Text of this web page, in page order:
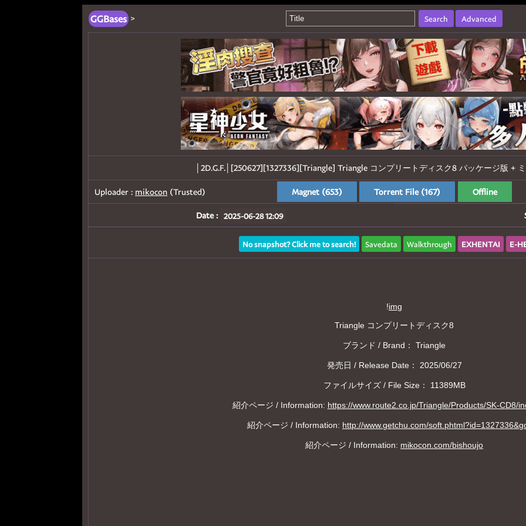
Search Advanced
GGBases>
│2D.G.F.│[250627][1327336][Triangle] Triangle コンプリートディスク8 パッケージ版 +
Magnet (653) Torrent File (167) Offline
Uploader : mikocon (Trusted)
Date : 2025-06-28 12:09
No snapshot? Click me to search! Savedata Walkthrough EXHENTAI E-
!img
Triangle コンプリートディスク8
ブランド / Brand： Triangle
発売日 / Release Date： 2025/06/27
ファイルサイズ / File Size： 11389MB
紹介ページ / Information: https://www.route2.co.jp/Triangle/Products/SK-CD8/
紹介ページ / Information: http://www.getchu.com/
紹介ページ / Information: mikocon.com/bishoujo